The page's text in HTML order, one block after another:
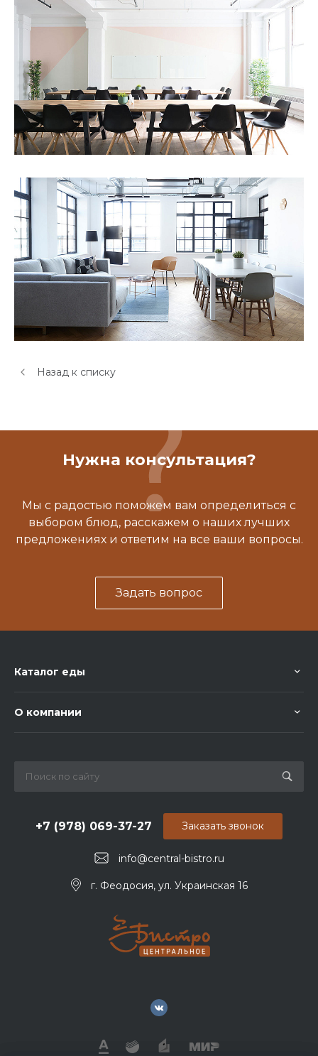
Назад к списку
Нужна консультация?
Мы с радостью поможем вам определиться с
выбором блюд, расскажем о наших лучших
предложениях и ответим на все ваши вопросы.
Задать вопрос
Каталог еды
О компании
info@central-bistro.ru
+7 (978) 069-37-27
г. Феодосия, ул. Украинская 16
Заказать звонок